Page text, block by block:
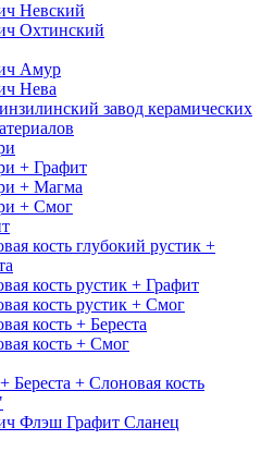
Невский
Охтинский
Амур
Нева
завод керамических
+ Графит
+ Магма
+ Смог
кость глубокий рустик +
кость рустик + Графит
кость рустик + Смог
кость + Береста
кость + Смог
Береста + Слоновая кость
Флэш Графит Сланец